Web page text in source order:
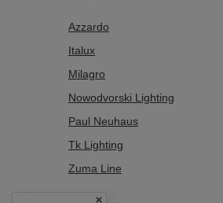
Azzardo
Italux
Milagro
Nowodvorski Lighting
Paul Neuhaus
Tk Lighting
Zuma Line